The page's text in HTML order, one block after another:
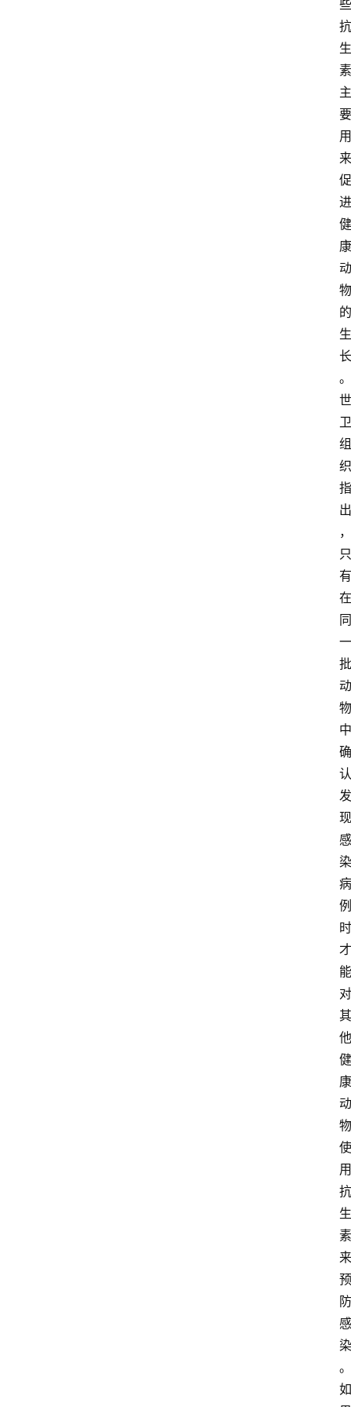
些
抗
生
素
主
要
用
来
促
进
健
康
动
物
的
生
长
。
世
卫
组
织
指
出
，
只
有
在
同
一
批
动
物
中
确
认
发
现
感
染
病
例
时
才
能
对
其
他
健
康
动
物
使
用
抗
生
素
来
预
防
感
染
。
如